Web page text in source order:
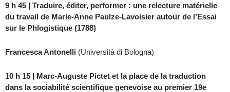
9 h 45 | Traduire, éditer, performer : une relecture matérielle
du travail de Marie-Anne Paulze-Lavoisier autour de l’Essai
sur le Phlogistique (1788)
Francesca Antonelli (Università di Bologna)
10 h 15 | Marc-Auguste Pictet et la place de la traduction
dans la sociabilité scientifique genevoise au premier 19e